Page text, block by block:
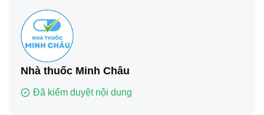
Nhà thuốc Minh Châu
Đã kiểm duyệt nội dung